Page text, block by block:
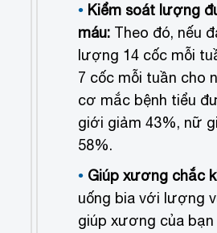
Kiểm soát lượng
máu: Theo đó, nếu
lượng 14 cốc mỗi
7 cốc mỗi tuần cho
cơ mắc bệnh tiểu
giới giảm 43%, nữ
58%.
Giúp xương chắc
uống bia với lượng
giúp xương của